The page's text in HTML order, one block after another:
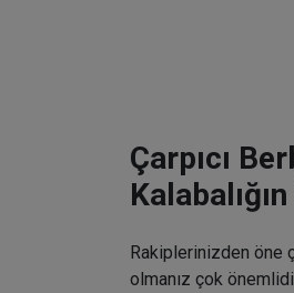
Çarpıcı
Rakiplerinizden öne
olmanız çok